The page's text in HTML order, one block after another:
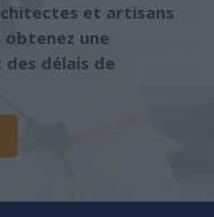
et artisans
une
délais de